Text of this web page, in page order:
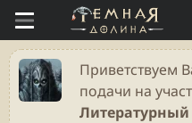
Приветствуем
подачи на
Литературный